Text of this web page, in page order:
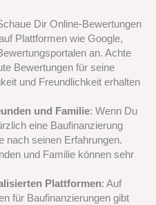
Dir Online-Bewertungen
Plattformen wie Google,
an. Achte
Bewertungen für seine
und Freundlichkeit erhalten
und Familie: Wenn Du
eine Baufinanzierung
nach seinen Erfahrungen.
und Familie können sehr
Plattformen: Auf
für Baufinanzierungen gibt